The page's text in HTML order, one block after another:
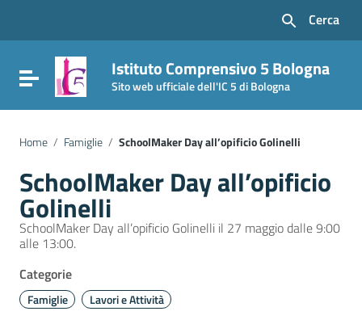
Vai al footer
Cerca
Attiva / disattiva la navigazione
Istituto Comprensivo 5 Bologna
Sito web ufficiale dell'IC 5 di Bologna
Home / Famiglie / SchoolMaker Day all’opificio Golinelli
SchoolMaker Day all’opificio
Golinelli
SchoolMaker Day all’opificio Golinelli il 27 maggio dalle 9:00
alle 13:00.
Categorie
Famiglie Lavori e Attività